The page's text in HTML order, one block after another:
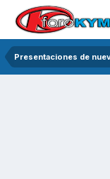
Presentaciones de